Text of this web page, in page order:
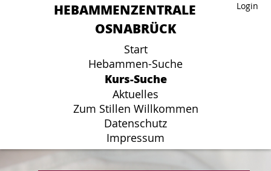
Login
HEBAMMENZENTRALE
OSNABRÜCK
Start
Hebammen-Suche
Kurs-Suche
Aktuelles
Zum Stillen Willkommen
Datenschutz
Impressum
Login
HEBAMMENZENTRALE
OSNABRÜCK
Start
Hebammen-Suche
Kurs-Suche
Aktuelles
Zum Stillen Willkommen
Datenschutz
Impressum